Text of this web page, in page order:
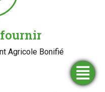
fournir
Agricole Bonifié
Trouver
une
agence
Demander
un
financement
Simulateurs
Ouvrir
un
compte